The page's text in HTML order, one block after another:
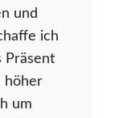
und
ich
Präsent
höher
um